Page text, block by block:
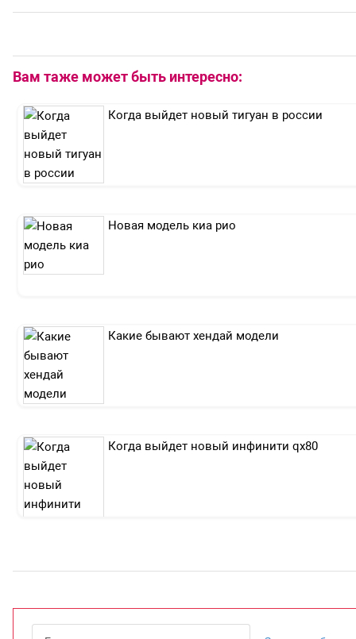
Вам таже может быть интересно:
Когда выйдет новый тигуан в россии
Новая модель киа рио
Какие бывают хендай модели
Когда выйдет новый инфинити qx80